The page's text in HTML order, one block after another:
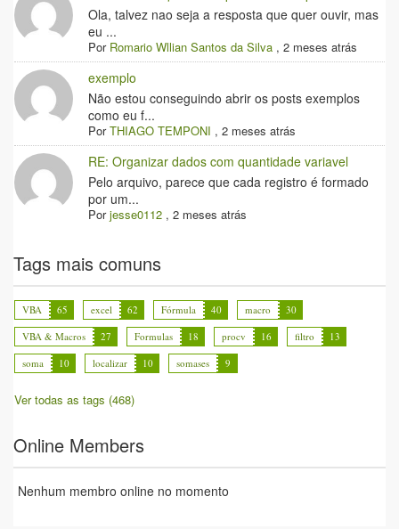
Ola, talvez nao seja a resposta que quer ouvir, mas
eu ...
Por Romario Wllian Santos da Silva ,2 meses atrás
exemplo
Não estou conseguindo abrir os posts exemplos
como eu f...
PorTHIAGO TEMPONI ,2 meses atrás
RE: Organizar dados com quantidade variavel
Pelo arquivo, parece que cada registro é formado
por um...
Porjesse0112 ,2 meses atrás
Tags mais comuns
VBA 65 excel 62 Fórmula 40 macro
30
VBA & Macros
27 Formulas 18 procv 16 filtro
13
soma
10 localizar 10 somases 9
Ver todas as tags (468)
Online Members
Nenhum membro online no momento